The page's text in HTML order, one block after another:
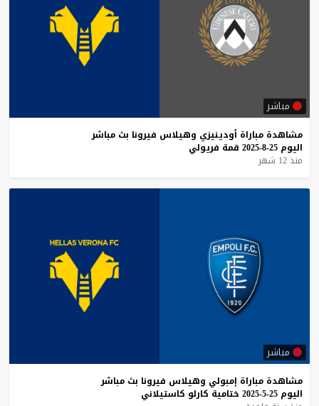
مباشر
مشاهدة مباراة أودينيزي وهيلاس فيرونا بث مباشر
اليوم 25-8-2025 قمة فريولي
منذ 12 شهر
مباشر
مشاهدة مباراة إمبولي وهيلاس فيرونا بث مباشر
اليوم 25-5-2025 ختامية كارلو كاستيلاني